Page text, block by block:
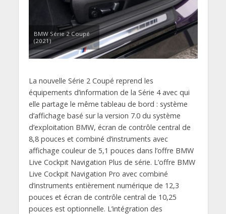
BMW Série 2 Coupé
(2021)
La nouvelle Série 2 Coupé reprend les
équipements d’information de la Série 4 avec qui
elle partage le même tableau de bord : système
d’affichage basé sur la version 7.0 du système
d’exploitation BMW, écran de contrôle central de
8,8 pouces et combiné d’instruments avec
affichage couleur de 5,1 pouces dans l’offre BMW
Live Cockpit Navigation Plus de série. L’offre BMW
Live Cockpit Navigation Pro avec combiné
d’instruments entièrement numérique de 12,3
pouces et écran de contrôle central de 10,25
pouces est optionnelle. L’intégration des